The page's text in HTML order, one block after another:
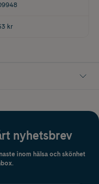
kr
nyhetsbrev
inom hälsa och skönhet